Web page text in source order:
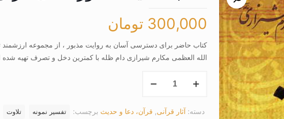
300,000 تومان
کتاب حاضر برای دسترسی آسان به روایت مذبور ، از مجموعه ارزشمند
الله العظمی مکارم شیرازی دام ظله با کمترین دخل و تصرف تهیه
فضیلت
های
دسته: آثار قرآنی, قرآن، دعا و حدیث برچسب: تفسیر نمونه تلاوت